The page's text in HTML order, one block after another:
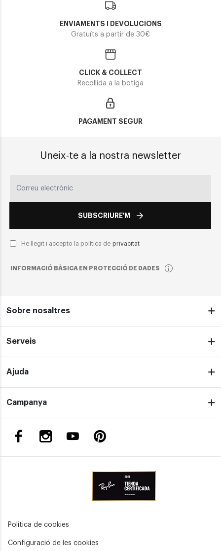
ENVIAMENTS I DEVOLUCIONS
Gratuïts a partir de 30€
CLICK & COLLECT
Recollida a la botiga
PAGAMENT SEGUR
Uneix-te a la nostra newsletter
SUBSCRIURE'M
He llegit i accepto la política de privacitat
INFORMACIÓ BÀSICA EN PROTECCIÓ DE DADES
Sobre nosaltres
Serveis
Ajuda
Campanya
Política de cookies
Configuració de les cookies